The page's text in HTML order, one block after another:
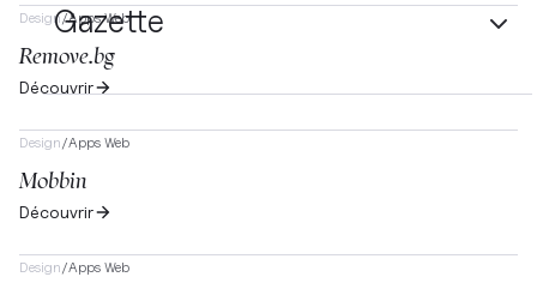
Gazette
Design/Apps Web
Remove.bg
Découvrir
Design/Apps Web
Mobbin
Découvrir
Design/Apps Web